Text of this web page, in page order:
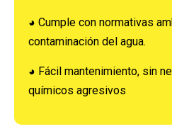
◕ Cumple con normativas
contaminación del agua.
◕ Fácil mantenimiento, sin
químicos agresivos